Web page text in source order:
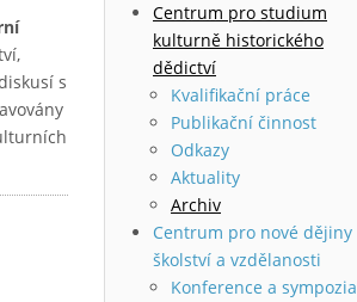
s
Centrum pro studium
kulturně historického
dědictví
Kvalifikační práce
Publikační činnost
Odkazy
Aktuality
Archiv
Centrum pro nové dějiny
školství a vzdělanosti
Konference a sympozia